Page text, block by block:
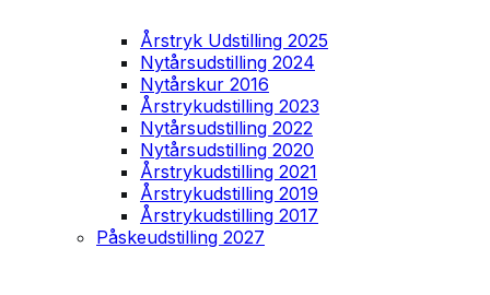
Årstryk Udstilling 2025
Nytårsudstilling 2024
Nytårskur 2016
Årstrykudstilling 2023
Nytårsudstilling 2022
Nytårsudstilling 2020
Årstrykudstilling 2021
Årstrykudstilling 2019
Årstrykudstilling 2017
Påskeudstilling 2027